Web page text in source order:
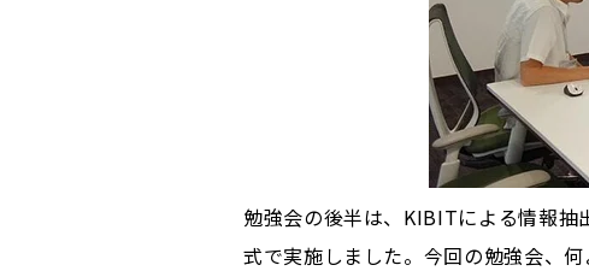
勉強会の後半は、KIBITによる情報
式で実施しました。今回の勉強会、